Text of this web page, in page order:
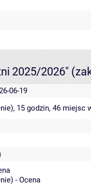
2025/2026"
06-19
15 godzin, 46 miejsc
- Ocena